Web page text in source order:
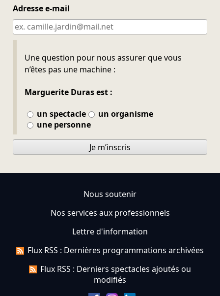
Adresse e-mail
Une question pour nous assurer que vous
n’êtes pas une machine :
Marguerite Duras est :
un spectacle
un organisme
une personne
Ne pas remplir
Je m’inscris
Nous soutenir
Nos services aux professionnels
Lettre d'information
Flux RSS : Dernières programmations archivées
Flux RSS : Derniers spectacles ajoutés ou
modifiés